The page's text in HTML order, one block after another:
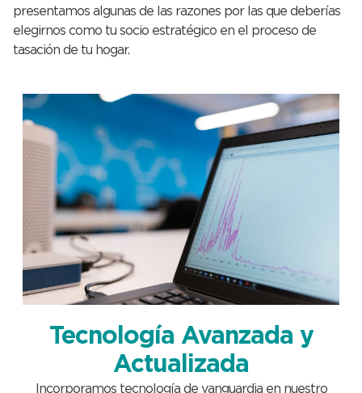
presentamos algunas de las razones por las que deberías
elegirnos como tu socio estratégico en el proceso de
tasación de tu hogar.
Tecnología Avanzada y
Actualizada
Incorporamos tecnología de vanguardia en nuestro